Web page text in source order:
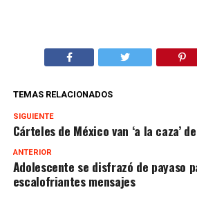
TEMAS RELACIONADOS
SIGUIENTE
Cárteles de México van ‘a la caza’
ANTERIOR
Adolescente se disfrazó de payaso
escalofriantes mensajes